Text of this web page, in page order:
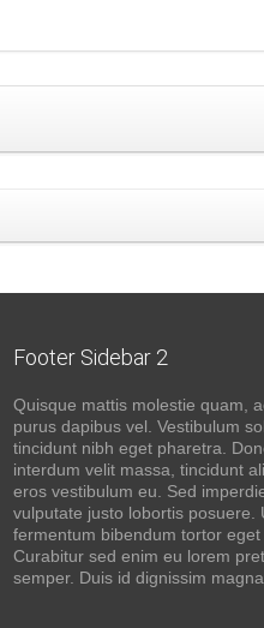
Footer Sidebar 2
Quisque mattis molestie quam,
purus dapibus vel. Vestibulum
tincidunt nibh eget pharetra.
interdum velit massa, tincidunt
eros vestibulum eu. Sed
vulputate justo lobortis posuere.
fermentum bibendum tortor eget
Curabitur sed enim eu lorem
semper. Duis id dignissim magna.